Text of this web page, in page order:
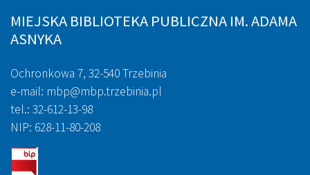
MIEJSKA BIBLIOTEKA PUBLICZNA IM. ADAMA
ASNYKA
Ochronkowa 7, 32-540 Trzebinia
e-mail: mbp@mbp.trzebinia.pl
tel.: 32-612-13-98
NIP: 628-11-80-208